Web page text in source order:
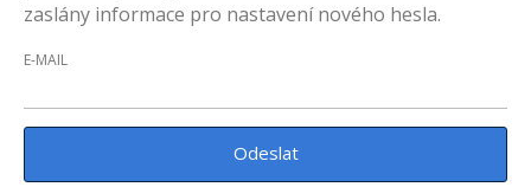
zaslány informace pro nastavení nového hesla.
E-MAIL
Odeslat